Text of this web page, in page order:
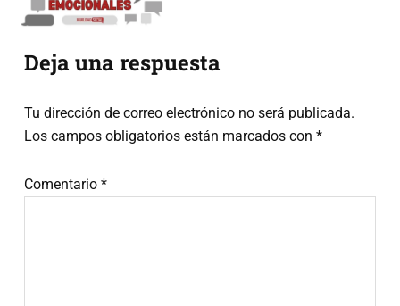
Interacciones
los
Deja una respuesta
Tu dirección de correo electrónico no será publicada.
Los campos obligatorios están marcados con*
Comentario*